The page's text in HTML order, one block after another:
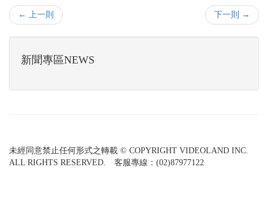
← 上一則 下一則 →
新聞專區NEWS
未經同意禁止任何形式之轉載 © COPYRIGHT VIDEOLAND INC.
ALL RIGHTS RESERVED. 客服專線：(02)87977122